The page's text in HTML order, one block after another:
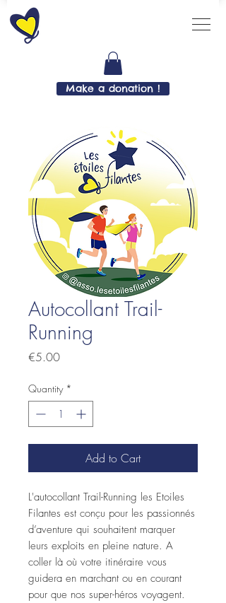
Make a donation !
Autocollant Trail-
Running
€5.00Price
Quantity *
Add to Cart
L'autocollant Trail-Running les Etoiles
Filantes est conçu pour les passionnés
d’aventure qui souhaitent marquer
leurs exploits en pleine nature. A
coller là où votre itinéraire vous
guidera en marchant ou en courant
pour que nos super-héros voyagent.